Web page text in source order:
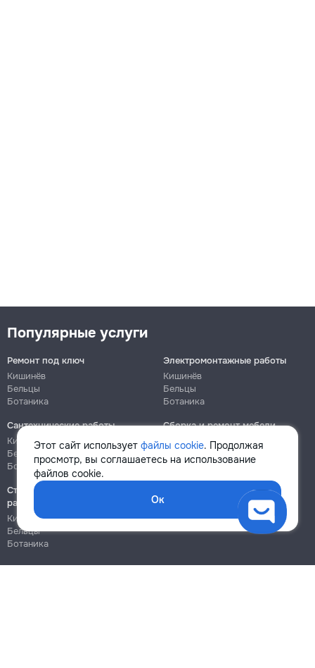
Этот сайт использует файлы cookie. Продолжая
просмотр, вы соглашаетесь на использование
файлов cookie.
Ок
Популярные услуги
Ремонт под ключ
Кишинёв
Бельцы
Ботаника
Электромонтажные работы
Кишинёв
Бельцы
Ботаника
Сантехнические работы
Кишинёв
Бельцы
Ботаника
Сборка и ремонт мебели
Кишинёв
Ботаника
Строительно-монтажные
работы
Кишинёв
Бельцы
Ботаника